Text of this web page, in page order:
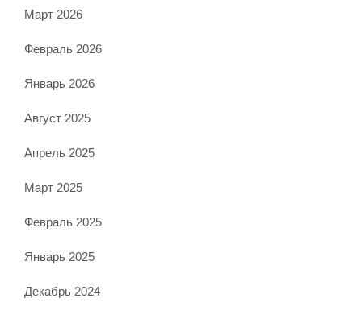
Март 2026
Февраль 2026
Январь 2026
Август 2025
Апрель 2025
Март 2025
Февраль 2025
Январь 2025
Декабрь 2024